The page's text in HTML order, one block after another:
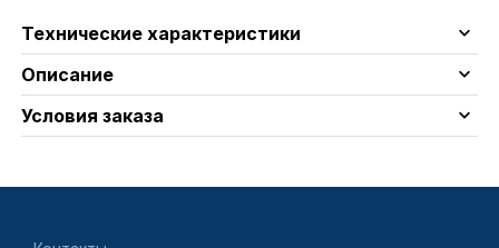
Технические характеристики
Описание
Условия заказа